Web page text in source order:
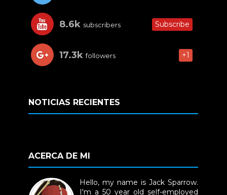
8.6k subscribers Subscribe
17.3k followers +1
NOTICIAS RECIENTES
ACERCA DE MI
Hello, my name is Jack Sparrow.
I'm a 50 year old self-employed